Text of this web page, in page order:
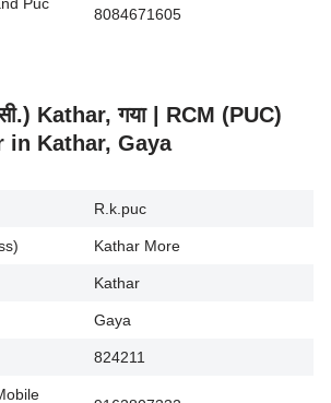
Puc
8084671605
Kathar, गया | RCM (PUC)
in Kathar, Gaya
R.k.puc
Kathar More
Kathar
Gaya
824211